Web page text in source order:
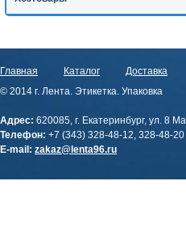
Главная Каталог Доставка
© 2014 г. Лента. Этикетка. Упаковка
Адрес: 620085, г. Екатеринбург, ул. 8
Телефон: +7 (343) 328-48-12, 328-48-20
E-mail: zakaz@lenta96.ru